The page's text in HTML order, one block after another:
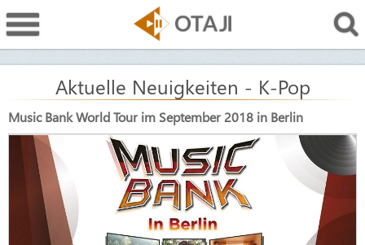
Aktuelle Neuigkeiten - K-Pop
Music Bank World Tour im September 2018 in Berlin